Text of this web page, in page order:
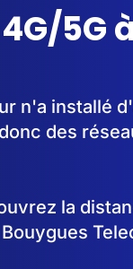
5G
n'a installé
des
la